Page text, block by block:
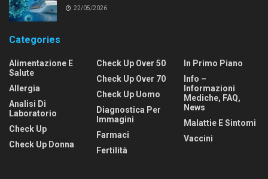
22/05/2026
Categories
Alimentazione E
Salute
Allergia
Analisi Di
Laboratorio
Check Up
Check Up Donna
Check Up Over 50
Check Up Over 70
Check Up Uomo
Diagnostica Per
Immagini
Farmaci
Fertilità
In Primo Piano
Info –
Informazioni
Mediche, FAQ,
News
Malattie E Sintomi
Vaccini